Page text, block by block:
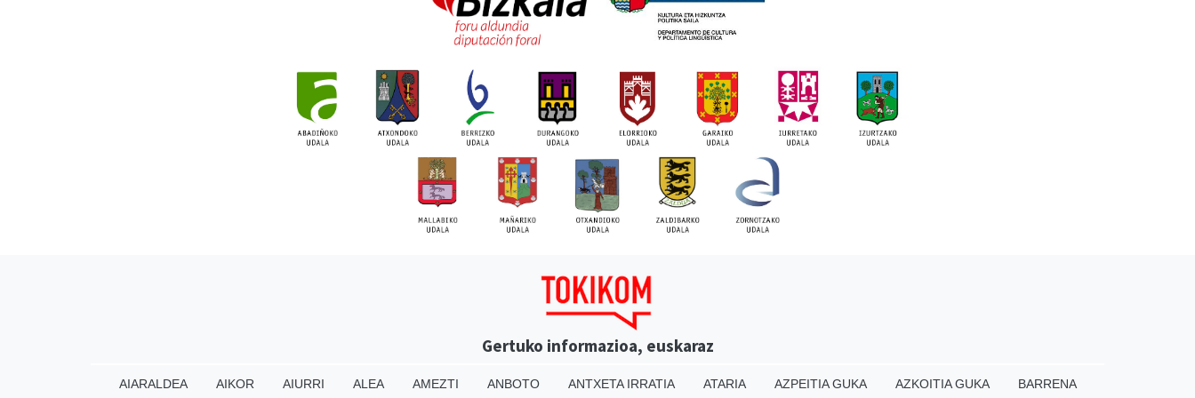
Gertuko informazioa, euskaraz
AIARALDEA AIKOR AIURRI ALEA AMEZTI ANBOTO ANTXETA IRRATIA ATARIA AZPEITIA GUKA AZKOITIA GUKA BARRENA